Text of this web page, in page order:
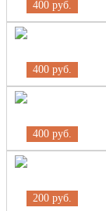
400 руб.
400 руб.
400 руб.
200 руб.